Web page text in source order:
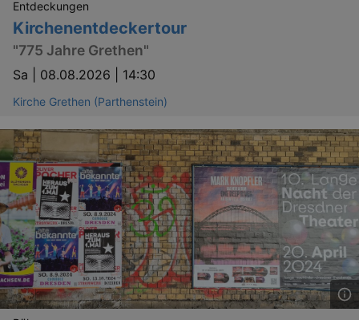
Entdeckungen
Kirchenentdeckertour
"775 Jahre Grethen"
Sa | 08.08.2026 | 14:30
Kirche Grethen (Parthenstein)